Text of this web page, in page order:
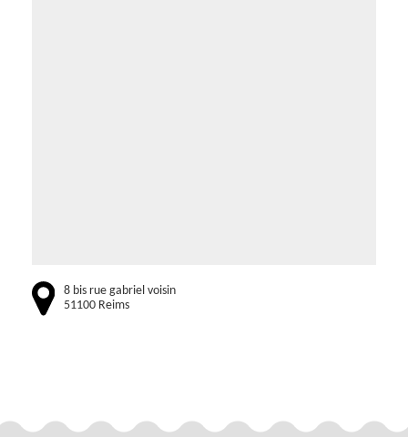
8 bis rue gabriel voisin
51100 Reims